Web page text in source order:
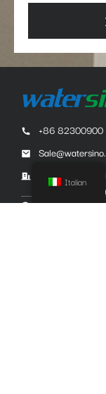
+86 82300900
Edificio 10,
Guangzhou,
Cucina
Italian